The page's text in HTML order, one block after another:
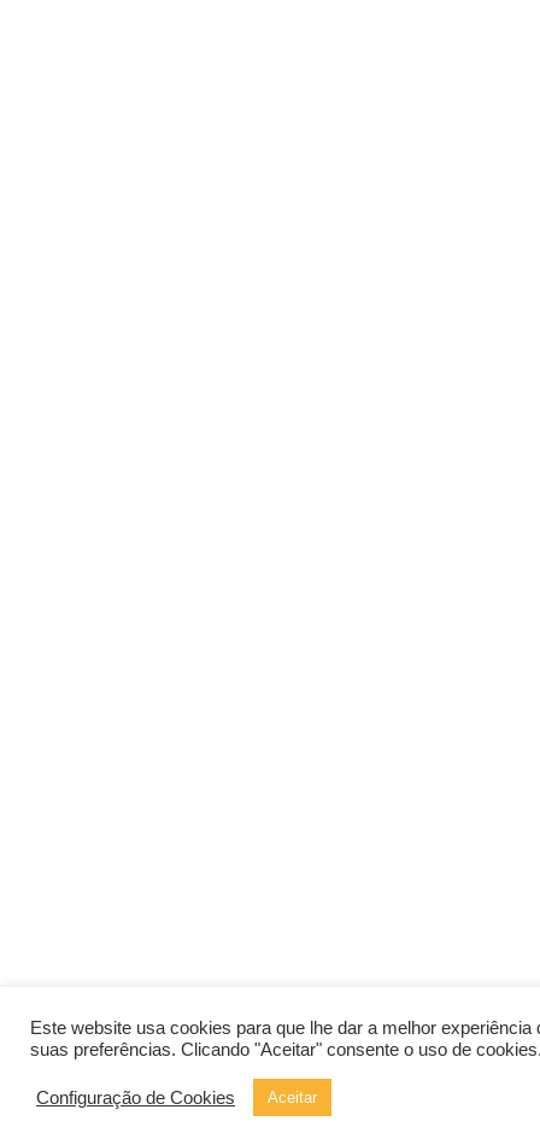
Este website usa cookies para que lhe dar a melhor
suas preferências. Clicando "Aceitar" consente o uso de
Configuração de Cookies Aceitar